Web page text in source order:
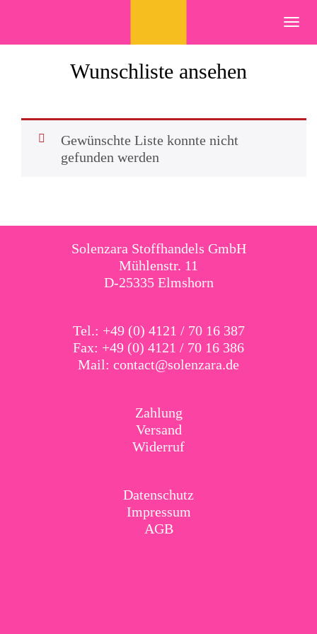
Wunschliste ansehen
Gewünschte Liste konnte nicht
gefunden werden
Solenzara Stoffhandels GmbH
Mühlenstr. 11
D-25335 Elmshorn
Tel.: +49 (0) 4121 / 70 16 387
Fax: +49 (0) 4121 / 70 16 386
Mail: contact@solenzara.de
Zahlung
Versand
Widerruf
Datenschutz
Impressum
AGB